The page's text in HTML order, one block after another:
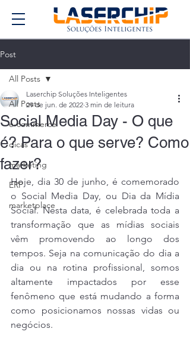
Post
All Posts
e-commerce
dicas
marketing
ERP
marketplace
All Posts
Social Media Day - O que
é? Para o que serve? Como
fazer?
Laserchip Soluções Inteligentes
29 de jun. de 2022 3 min de leitura
Hoje, dia 30 de junho, é comemorado
o Social Media Day, ou Dia da Mídia
Social. Nesta data, é celebrada toda a
transformação que as mídias sociais
vêm promovendo ao longo dos
tempos. Seja na comunicação do dia a
dia ou na rotina profissional, somos
altamente impactados por esse
fenômeno que está mudando a forma
como posicionamos nossas vidas ou
negócios.